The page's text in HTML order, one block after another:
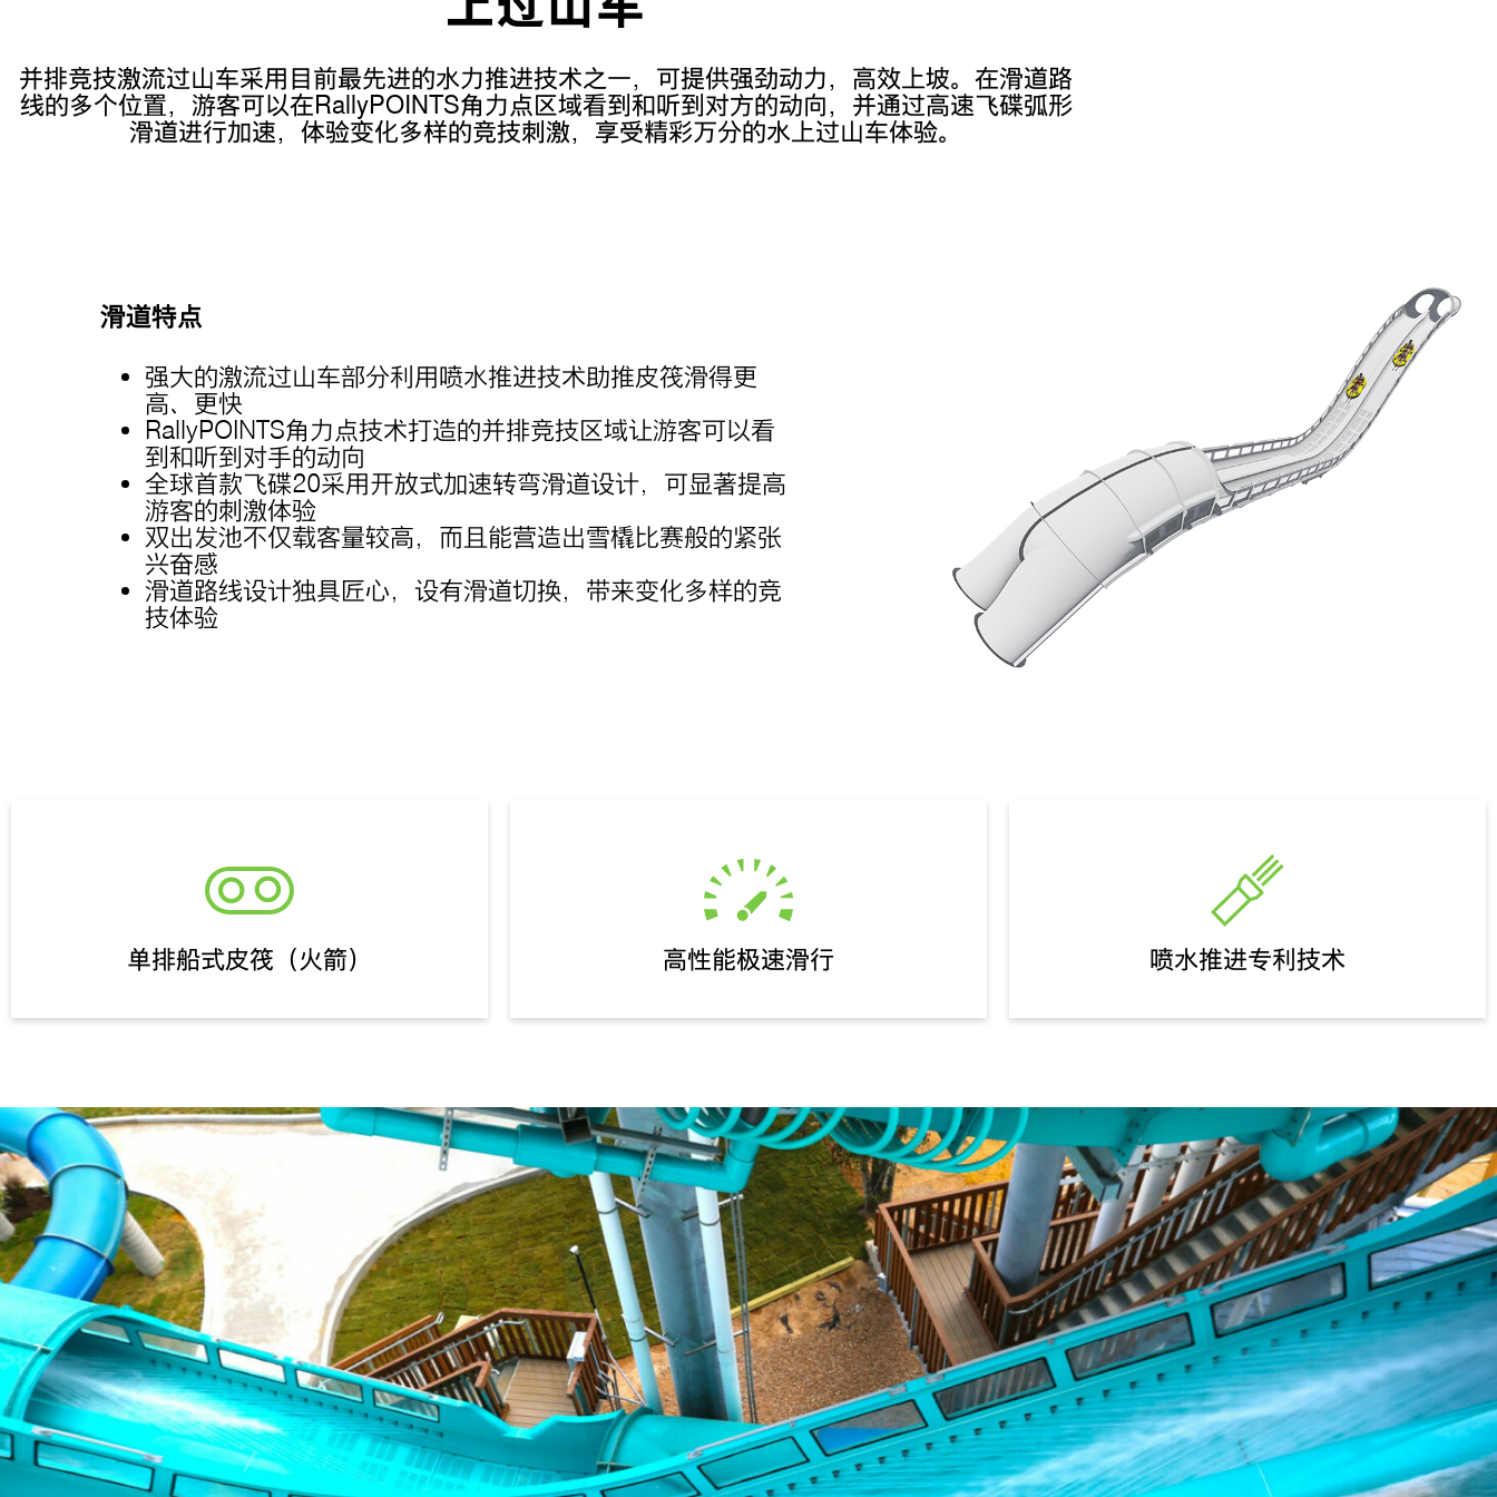
并排竞技激流过山车采用目前最先进的水力推进技术之一，可提供强劲动力，高效上坡。在滑道路
线的多个位置，游客可以在RallyPOINTS角力点区域看到和听到对方的动向，并通过高速飞碟弧形
滑道进行加速，体验变化多样的竞技刺激，享受精彩万分的水上过山车体验。
滑道特点
强大的激流过山车部分利用喷水推进技术助推皮筏滑得更
高、更快
RallyPOINTS角力点技术打造的并排竞技区域让游客可以看
到和听到对手的动向
全球首款飞碟20采用开放式加速转弯滑道设计，可显著提高
游客的刺激体验
双出发池不仅载客量较高，而且能营造出雪橇比赛般的紧张
兴奋感
滑道路线设计独具匠心，设有滑道切换，带来变化多样的竞
技体验
单排船式皮筏（火箭） 高性能极速滑行 喷水推进专利技术